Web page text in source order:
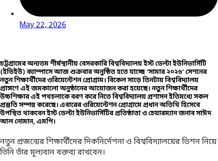
May 22, 2026
চট্টগ্রামের অন্যতম শীর্ষস্থানীয় বেসরকারি বিশ্ববিদ্যালয় ইস্ট ডেল্টা ইউনিভার্সিটি
(ইডিইউ) ক্যাম্পাসে আজ শুক্রবার অনুষ্ঠিত হতে যাচ্ছে ‘সামার ২০২৬’ সেশনের
নতুন শিক্ষার্থীদের ওরিয়েন্টেশন প্রোগ্রাম। বিকেল সাড়ে তিনটায় বিশ্ববিদ্যালয়
প্রাঙ্গণে এই জমকালো অনুষ্ঠানের আয়োজন করা হয়েছে। নতুন শিক্ষার্থীদের
উচ্চশিক্ষার এই পথচলাকে বরণ করে নিতে বিশ্ববিদ্যালয় প্রশাসন ইতিমধ্যে সকল
প্রস্তুতি সম্পন্ন করেছে। এবারের ওরিয়েন্টেশন প্রোগ্রামে প্রধান অতিথি হিসেবে
উপস্থিত থাকবেন ইস্ট ডেল্টা ইউনিভার্সিটির প্রতিষ্ঠাতা ও চেয়ারম্যান জনাব সাঈদ
আল নোমান, এমপি।
নতুন প্রজন্মের শিক্ষার্থীদের দিকনির্দেশনা ও বিশ্ববিদ্যালয়ের ভিশন নিয়ে
তিনি তাঁর মূল্যবান বক্তব্য রাখবেন।